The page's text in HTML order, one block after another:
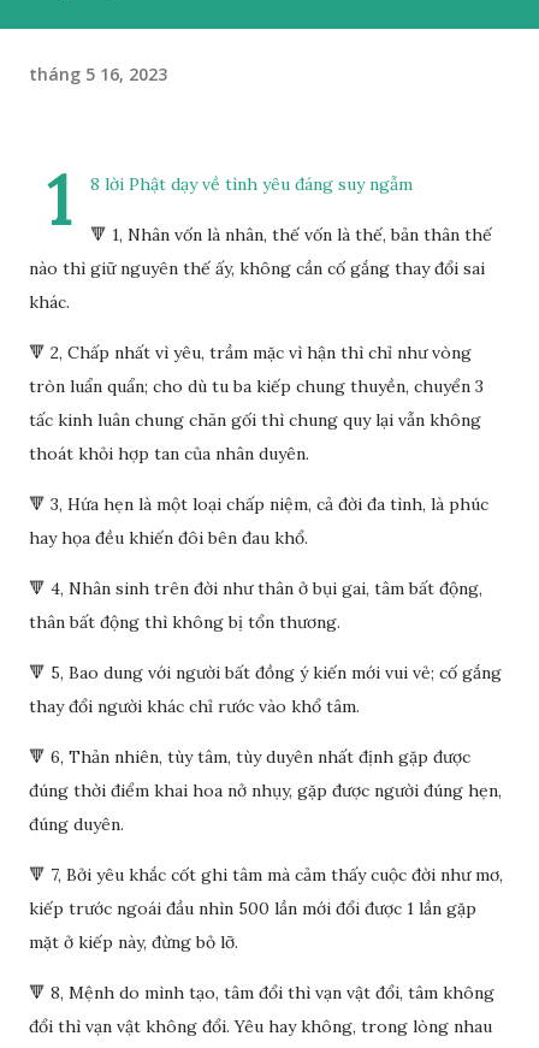
tháng 5 16, 2023
1 8 lời Phật dạy về tình yêu đáng suy ngẫm
🔻 1, Nhân vốn là nhân, thế vốn là thế, bản thân thế
nào thì giữ nguyên thế ấy, không cần cố gắng thay đổi sai
khác.
🔻 2, Chấp nhất vì yêu, trầm mặc vì hận thì chỉ như vòng
tròn luẩn quẩn; cho dù tu ba kiếp chung thuyền, chuyển 3
tấc kinh luân chung chăn gối thì chung quy lại vẫn không
thoát khỏi hợp tan của nhân duyên.
🔻 3, Hứa hẹn là một loại chấp niệm, cả đời đa tình, là phúc
hay họa đều khiến đôi bên đau khổ.
🔻 4, Nhân sinh trên đời như thân ở bụi gai, tâm bất động,
thân bất động thì không bị tổn thương.
🔻 5, Bao dung với người bất đồng ý kiến mới vui vẻ; cố gắng
thay đổi người khác chỉ rước vào khổ tâm.
🔻 6, Thản nhiên, tùy tâm, tùy duyên nhất định gặp được
đúng thời điểm khai hoa nở nhụy, gặp được người đúng hẹn,
đúng duyên.
🔻 7, Bởi yêu khắc cốt ghi tâm mà cảm thấy cuộc đời như mơ,
kiếp trước ngoái đầu nhìn 500 lần mới đổi được 1 lần gặp
mặt ở kiếp này, đừng bỏ lỡ.
🔻 8, Mệnh do mình tạo, tâm đổi thì vạn vật đổi, tâm không
đổi thì vạn vật không đổi. Yêu hay không, trong lòng nhau